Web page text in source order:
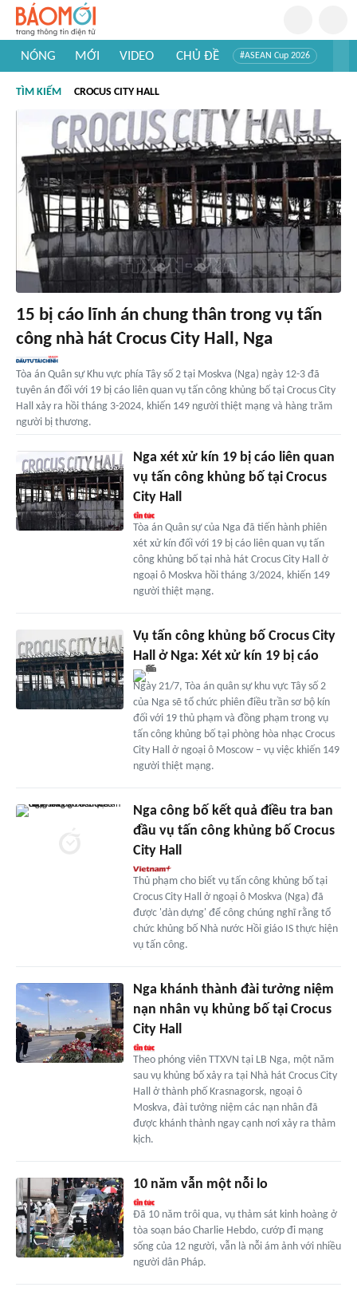
NÓNG MỚI VIDEO CHỦ ĐỀ #ASEAN Cup 2026
#Khám phá thế giới
TÌM KIẾM CROCUS CITY HALL
15 bị cáo lĩnh án chung thân trong vụ tấn
công nhà hát Crocus City Hall, Nga
Tòa án Quân sự Khu vực phía Tây số 2 tại Moskva (Nga) ngày 12-3 đã
tuyên án đối với 19 bị cáo liên quan vụ tấn công khủng bố tại Crocus City
Hall xảy ra hồi tháng 3-2024, khiến 149 người thiệt mạng và hàng trăm
người bị thương.
Nga xét xử kín 19 bị cáo liên quan
vụ tấn công khủng bố tại Crocus
City Hall
Tòa án Quân sự của Nga đã tiến hành phiên
xét xử kín đối với 19 bị cáo liên quan vụ tấn
công khủng bố tại nhà hát Crocus City Hall ở
ngoại ô Moskva hồi tháng 3/2024, khiến 149
người thiệt mạng.
Vụ tấn công khủng bố Crocus City
Hall ở Nga: Xét xử kín 19 bị cáo
Ngày 21/7, Tòa án quân sự khu vực Tây số 2
của Nga sẽ tổ chức phiên điều trần sơ bộ kín
đối với 19 thủ phạm và đồng phạm trong vụ
tấn công khủng bố tại phòng hòa nhạc Crocus
City Hall ở ngoại ô Moscow – vụ việc khiến 149
người thiệt mạng.
Nga công bố kết quả điều tra ban
đầu vụ tấn công khủng bố Crocus
City Hall
Thủ phạm cho biết vụ tấn công khủng bố tại
Crocus City Hall ở ngoại ô Moskva (Nga) đã
được 'dàn dựng' để công chúng nghĩ rằng tổ
chức khủng bố Nhà nước Hồi giáo IS thực hiện
vụ tấn công.
Nga khánh thành đài tưởng niệm
nạn nhân vụ khủng bố tại Crocus
City Hall
Theo phóng viên TTXVN tại LB Nga, một năm
sau vụ khủng bố xảy ra tại Nhà hát Crocus City
Hall ở thành phố Krasnagorsk, ngoại ô
Moskva, đài tưởng niệm các nạn nhân đã
được khánh thành ngay cạnh nơi xảy ra thảm
kịch.
10 năm vẫn một nỗi lo
Đã 10 năm trôi qua, vụ thảm sát kinh hoàng ở
tòa soạn báo Charlie Hebdo, cướp đi mạng
sống của 12 người, vẫn là nỗi ám ảnh với nhiều
người dân Pháp.